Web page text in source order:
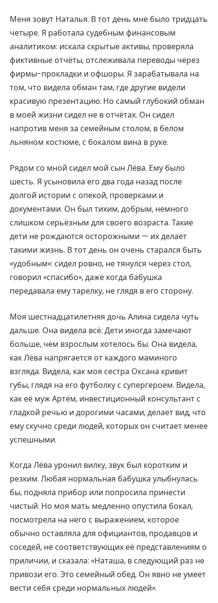
Меня зовут Наталья. В тот день мне было тридцать
четыре. Я работала судебным финансовым
аналитиком: искала скрытые активы, проверяла
фиктивные отчёты, отслеживала переводы через
фирмы-прокладки и офшоры. Я зарабатывала на
том, что видела обман там, где другие видели
красивую презентацию. Но самый глубокий обман
в моей жизни сидел не в отчётах. Он сидел
напротив меня за семейным столом, в белом
льняном костюме, с бокалом вина в руке.
Рядом со мной сидел мой сын Лёва. Ему было
шесть. Я усыновила его два года назад после
долгой истории с опекой, проверками и
документами. Он был тихим, добрым, немного
слишком серьёзным для своего возраста. Такие
дети не рождаются осторожными — их делает
такими жизнь. В тот день он очень старался быть
«удобным»: сидел ровно, не тянулся через стол,
говорил «спасибо», даже когда бабушка
передавала ему тарелку, не глядя в его сторону.
Моя шестнадцатилетняя дочь Алина сидела чуть
дальше. Она видела всё. Дети иногда замечают
больше, чем взрослым хотелось бы. Она видела,
как Лёва напрягается от каждого маминого
взгляда. Видела, как моя сестра Оксана кривит
губы, глядя на его футболку с супергероем. Видела,
как её муж Артём, инвестиционный консультант с
гладкой речью и дорогими часами, делает вид, что
ему скучно среди людей, которых он считает менее
успешными.
Когда Лёва уронил вилку, звук был коротким и
резким. Любая нормальная бабушка улыбнулась
бы, подняла прибор или попросила принести
чистый. Но моя мать медленно опустила бокал,
посмотрела на него с выражением, которое
обычно оставляла для официантов, продавцов и
соседей, не соответствующих её представлениям о
приличии, и сказала: «Наташа, в следующий раз не
привози его. Это семейный обед. Он явно не умеет
вести себя среди нормальных людей».